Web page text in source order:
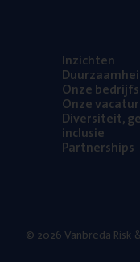
Inzich­ten
Onze
Onze
Diver­si­teit,
inclusie
Part­ner­ships
© 2026 Vanbreda Risk